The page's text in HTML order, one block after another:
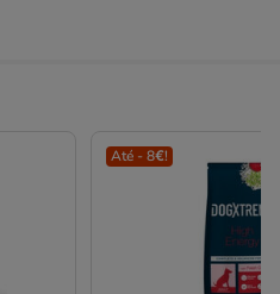
Até - 8€!